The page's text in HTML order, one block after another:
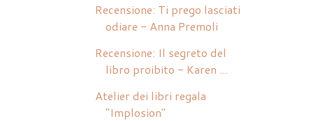
Recensione: Ti prego lasciati
odiare - Anna Premoli
Recensione: Il segreto del
libro proibito - Karen ...
Atelier dei libri regala
"Implosion"